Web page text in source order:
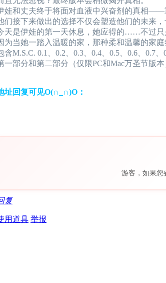
娃和丈夫终于将面对血液中兴奋剂的真相——
们接下来做出的选择不仅会塑造他们的未来，
天是伊娃的第一天休息，她应得的……不过只
为当她一踏入温暖的家，那种柔和温馨的家
含M.S.C. 0.1、0.2、0.3、0.4、0.5、0.6、0.7
一部分和第二部分（仅限PC和Mac万圣节版本
址回复可见O(∩_∩)O：
游客，如果您
复
用道具 举报